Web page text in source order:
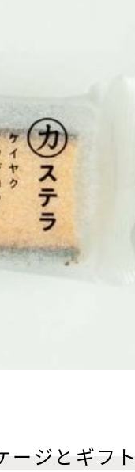
ージとギフ